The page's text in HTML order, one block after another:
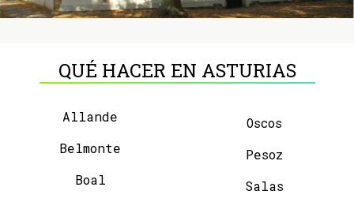
QUÉ HACER EN ASTURIAS
Allande
Belmonte
Boal
Oscos
Pesoz
Salas